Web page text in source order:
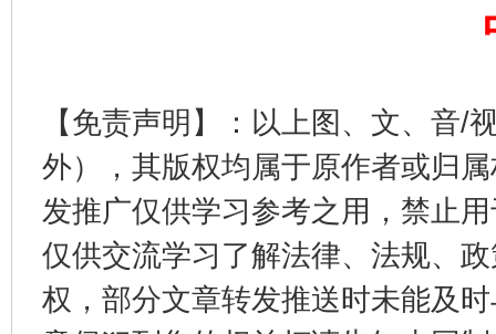
【免责声明】：以上图、文、音/
外），其版权均属于原作者或归
发推广仅供学习参考之用，禁止
仅供交流学习了解法律、法规、
权，部分文章转发推送时未能及
东山县通报“牛蛙产品抗生素超标问题” 法